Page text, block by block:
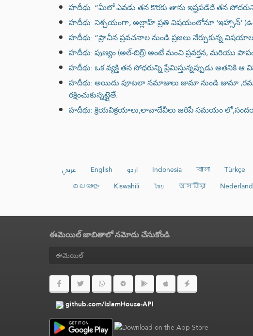
హదీథు: “మీలో ఎవడు తన కొరకు తాను ఇష్టపడేదే తన
హదీథు: నిశ్చయంగా, అల్లాహ్ ప్రతి విషయంలోనూ 'ఇహ్సాన్'
హదీథు: “ప్రాచీన ప్రవచనాల నుండి ప్రజలు నేర్చుకున్న
హదీథు: పుణ్యం (అల్-బిర్ర్) అంటే మంచి ప్రవర్తన, మరియు
హదీథు: ఒక వ్యక్తి తన సోధరున్ని ప్రేమిస్తున్నప్పుడు
హదీథు: అయిదు పూటలా నమాజులు జుమా నుండి జుమా
రక్షించుకున్నట్లైతే.
హదీథు: క్రియవిక్రయాలు,లావాదేవీలు జరిపే సమయం
عربي English اردو Indonesia বাংলা Türkçe
മലയാളം
Kiswahili ไทย অসমীয়া
ఈమెయిల్ జాబితాలో నమోదు చేసుకోండి
github.com/IslamHouse-API